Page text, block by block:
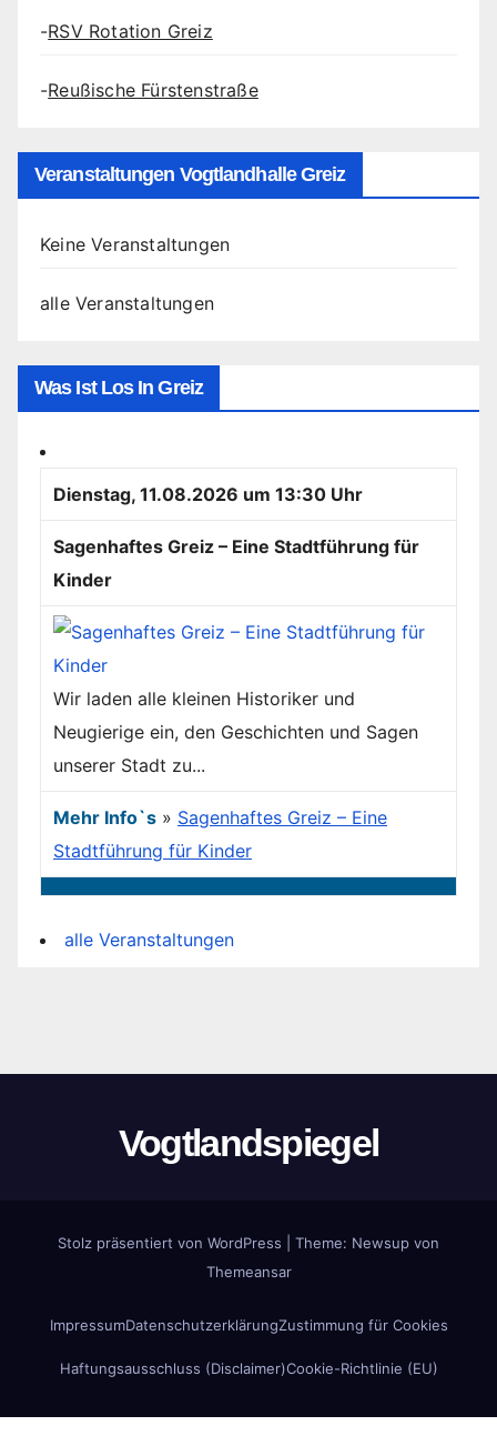
-RSV Rotation Greiz
-Reußische Fürstenstraße
Veranstaltungen Vogtlandhalle Greiz
Keine Veranstaltungen
alle Veranstaltungen
Was Ist Los In Greiz
Dienstag, 11.08.2026 um 13:30 Uhr
Sagenhaftes Greiz – Eine Stadtführung für
Kinder
Wir laden alle kleinen Historiker und
Neugierige ein, den Geschichten und Sagen
unserer Stadt zu...
Mehr Info`s » Sagenhaftes Greiz – Eine
Stadtführung für Kinder
alle Veranstaltungen
Vogtlandspiegel
Stolz präsentiert von WordPress Theme: Newsup von
Themeansar
ImpressumDatenschutzerklärungZustimmung für Cookies
Haftungsausschluss (Disclaimer)Cookie-Richtlinie (EU)